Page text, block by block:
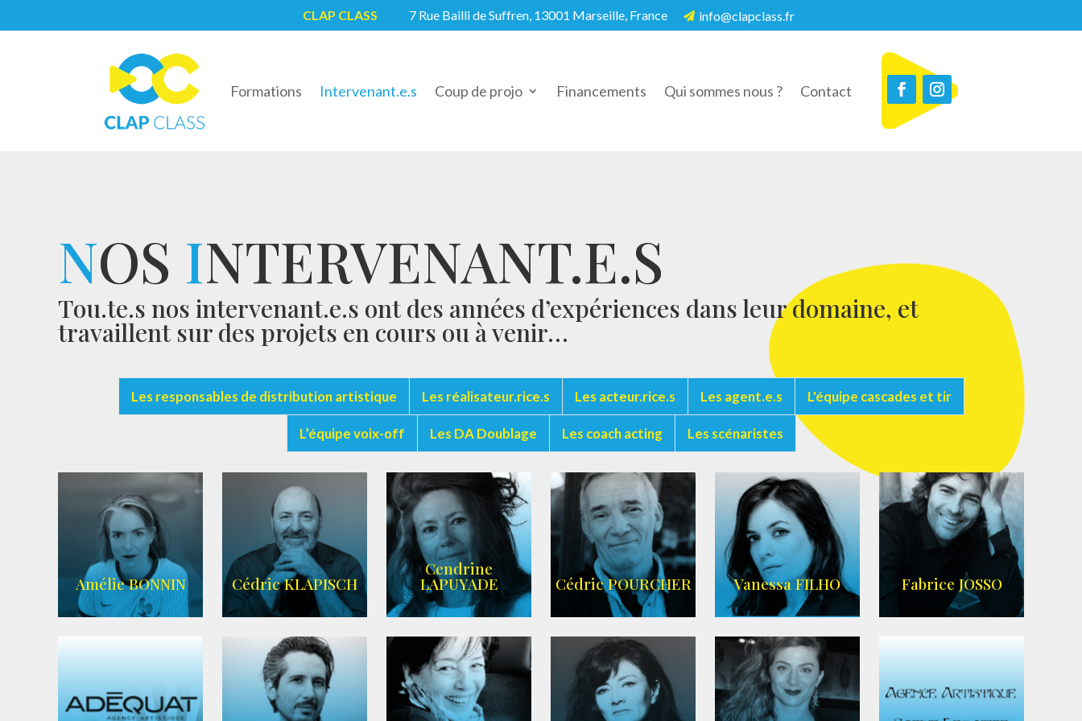
CLAP CLASS 7 Rue Bailli de Suffren, 13001 Marseille, France  info@clapclass.fr
Formations Intervenant.e.s Coup de projo Financements Qui sommes nous ? Contact
NOS INTERVENANT.E.S
Tou.te.s nos intervenant.e.s ont des années d’expériences dans leur domaine, et
travaillent sur des projets en cours ou à venir…
Les responsables de distribution artistique Les réalisateur.rice.s Les acteur.rice.s Les agent.e.s L'équipe cascades et tir
L’équipe voix-off Les DA Doublage Les coach acting Les scénaristes
Amélie BONNIN
WIKIPEDIA
|
SITE OFFICIEL|
Cédric KLAPISCH
Cendrine
LAPUYADE Cédric POURCHER
AGENCE ARC-
Vanessa FILHO Fabrice JOSSO